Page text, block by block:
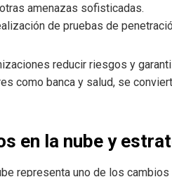
amenazas sofisticadas.
de pruebas de
reducir riesgos y
como banca y salud, se
en la nube y
representa uno de los